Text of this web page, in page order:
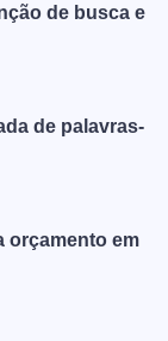
de busca e
de palavras-
orçamento em